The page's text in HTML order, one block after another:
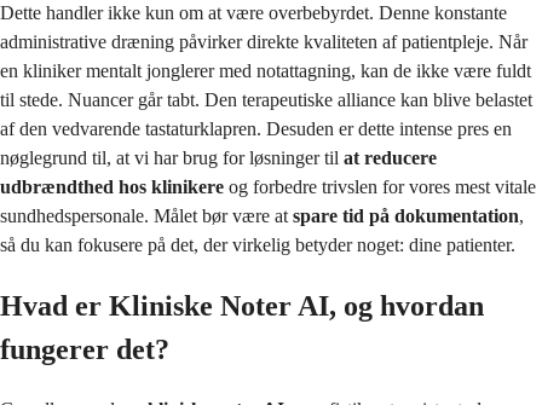
Dette handler ikke kun om at være overbebyrdet. Denne konstante
administrative dræning påvirker direkte kvaliteten af patientpleje. Når
en kliniker mentalt jonglerer med notattagning, kan de ikke være fuldt
til stede. Nuancer går tabt. Den terapeutiske alliance kan blive belastet
af den vedvarende tastaturklapren. Desuden er dette intense pres en
nøglegrund til, at vi har brug for løsninger til at reducere
udbrændthed hos klinikere og forbedre trivslen for vores mest vitale
sundhedspersonale. Målet bør være at spare tid på dokumentation,
så du kan fokusere på det, der virkelig betyder noget: dine patienter.
Hvad er Kliniske Noter AI, og hvordan
fungerer det?